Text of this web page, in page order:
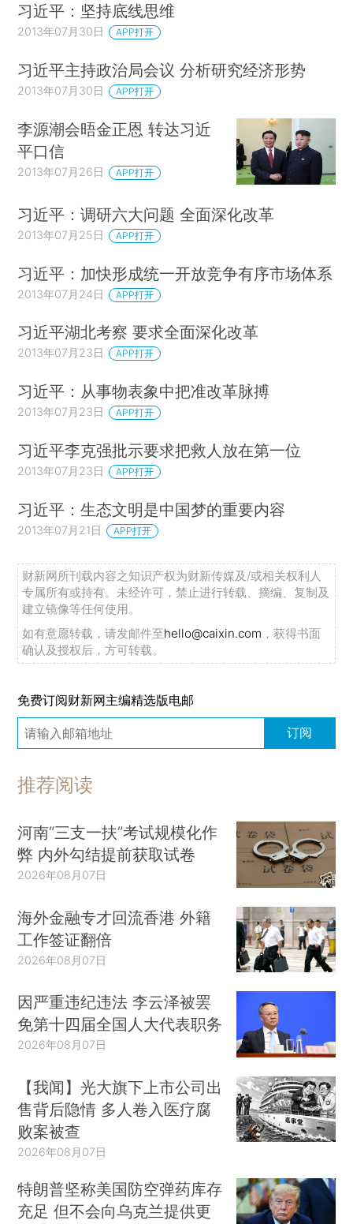
习近平：坚持底线思维
2013年07月30日 APP打开
习近平主持政治局会议 分析研究经济形势
2013年07月30日 APP打开
李源潮会晤金正恩 转达习近
平口信
2013年07月26日 APP打开
习近平：调研六大问题 全面深化改革
2013年07月25日 APP打开
习近平：加快形成统一开放竞争有序市场体系
2013年07月24日 APP打开
习近平湖北考察 要求全面深化改革
2013年07月23日 APP打开
习近平：从事物表象中把准改革脉搏
2013年07月23日 APP打开
习近平李克强批示要求把救人放在第一位
2013年07月23日 APP打开
习近平：生态文明是中国梦的重要内容
2013年07月21日 APP打开
财新网所刊载内容之知识产权为财新传媒及/或相关权利人
专属所有或持有。未经许可，禁止进行转载、摘编、复制及
建立镜像等任何使用。
如有意愿转载，请发邮件至hello@caixin.com ，获得书面
确认及授权后，方可转载。
免费订阅财新网主编精选版电邮
订阅
推荐阅读
河南“三支一扶”考试规模化作
弊 内外勾结提前获取试卷
2026年08月07日
海外金融专才回流香港 外籍
工作签证翻倍
2026年08月07日
因严重违纪违法 李云泽被罢
免第十四届全国人大代表职务
2026年08月07日
【我闻】光大旗下上市公司出
售背后隐情 多人卷入医疗腐
败案被查
2026年08月07日
特朗普坚称美国防空弹药库存
充足 但不会向乌克兰提供更